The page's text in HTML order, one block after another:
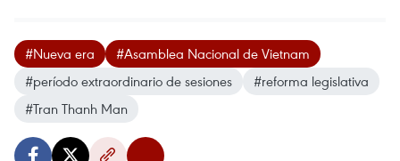
#Nueva era
#Asamblea Nacional de Vietnam
#período extraordinario de sesiones
#reforma legislativa
#Tran Thanh Man